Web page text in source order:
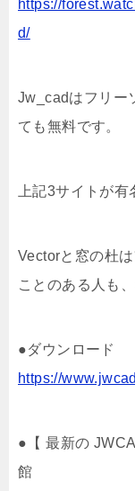
https://
d/
Jw_cadはフリー
ても無料です。
上記3サイトが有
Vectorと窓の杜
ことのある人も
●ダウンロード
https://
●【 最新の
館